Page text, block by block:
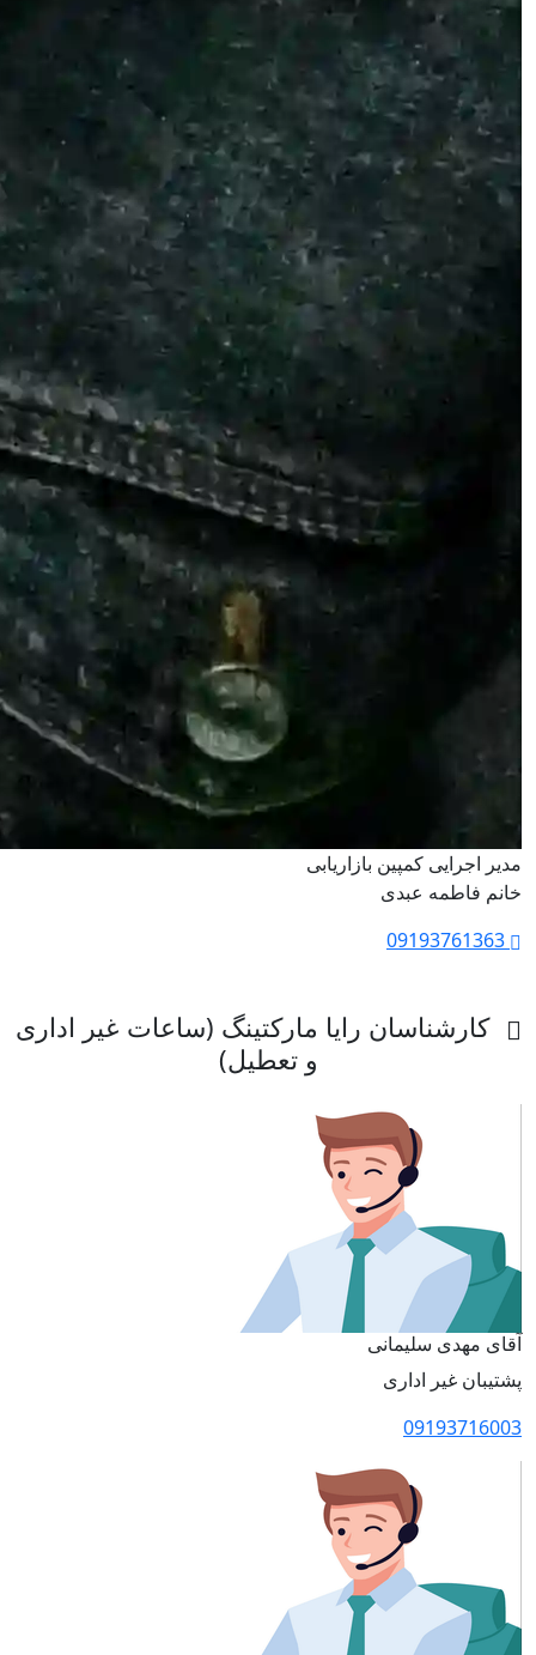
مدیر اجرایی کمپین بازاریابی
خانم فاطمه عبدی
کارشناسان رایا مارکتینگ (ساعات غیر اداری
و تعطیل)
آقای مهدی سلیمانی
پشتیبان غیر اداری
09193716003